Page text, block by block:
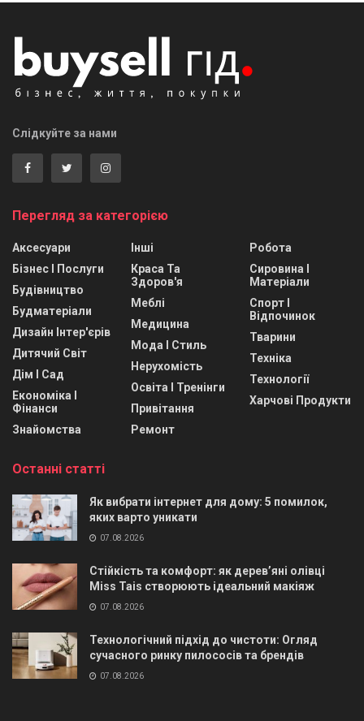
Слідкуйте за нами
Перегляд за категорією
Аксесуари
Бізнес І Послуги
Будівництво
Будматеріали
Дизайн Інтер'єрів
Дитячий Світ
Дім І Сад
Економіка І
Фінанси
Знайомства
Інші
Краса Та
Здоров'я
Меблі
Медицина
Мода І Стиль
Нерухомість
Освіта І Тренінги
Привітання
Ремонт
Робота
Сировина І
Матеріали
Спорт І
Відпочинок
Тварини
Техніка
Технології
Харчові Продукти
Останні статті
Як вибрати інтернет для дому: 5 помилок,
яких варто уникати
07.08.2026
Стійкість та комфорт: як дерев’яні олівці
Miss Tais створюють ідеальний макіяж
07.08.2026
Технологічний підхід до чистоти: Огляд
сучасного ринку пилососів та брендів
07.08.2026